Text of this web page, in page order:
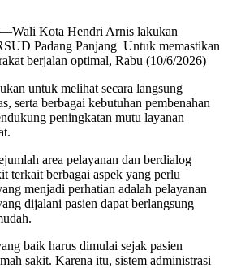
Kota Hendri Arnis lakukan
Padang Panjang Untuk memastikan
berjalan optimal, Rabu (10/6/2026)
untuk melihat secara langsung
serta berbagai kebutuhan pembenahan
peningkatan mutu layanan
area pelayanan dan berdialog
terkait berbagai aspek yang perlu
menjadi perhatian adalah pelayanan
dijalani pasien dapat berlangsung
baik harus dimulai sejak pasien
sakit. Karena itu, sistem administrasi